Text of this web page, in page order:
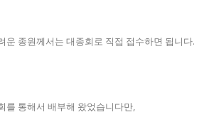
운 종원께서는 대종회로 직접 접수하면 됩니다.
를 통해서 배부해 왔었습니다만,